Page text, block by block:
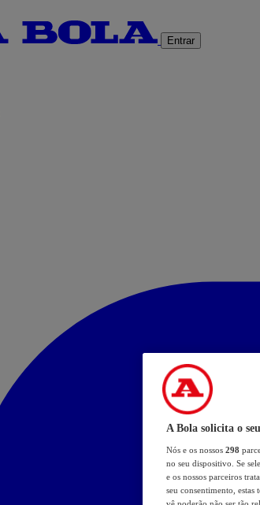
Entrar
A Bola solicita o
Nós e os nossos 298
no seu dispositivo. Se
e os nossos parceiros
seu consentimento, estas